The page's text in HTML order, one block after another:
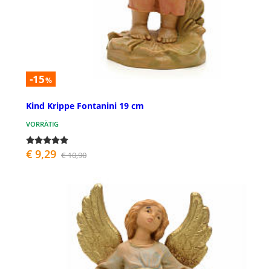
-15%
Kind Krippe Fontanini 19 cm
VORRÄTIG
€ 9,29 € 10,90